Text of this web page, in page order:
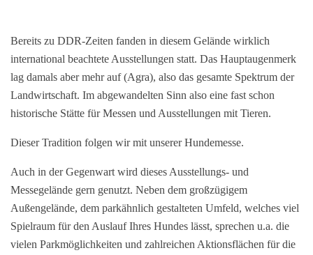
Bereits zu DDR-Zeiten fanden in diesem Gelände wirklich
international beachtete Ausstellungen statt. Das Hauptaugenmerk
lag damals aber mehr auf (Agra), also das gesamte Spektrum der
Landwirtschaft. Im abgewandelten Sinn also eine fast schon
historische Stätte für Messen und Ausstellungen mit Tieren.
Dieser Tradition folgen wir mit unserer Hundemesse.
Auch in der Gegenwart wird dieses Ausstellungs- und
Messegelände gern genutzt. Neben dem großzügigem
Außengelände, dem parkähnlich gestalteten Umfeld, welches viel
Spielraum für den Auslauf Ihres Hundes lässt, sprechen u.a. die
vielen Parkmöglichkeiten und zahlreichen Aktionsflächen für die